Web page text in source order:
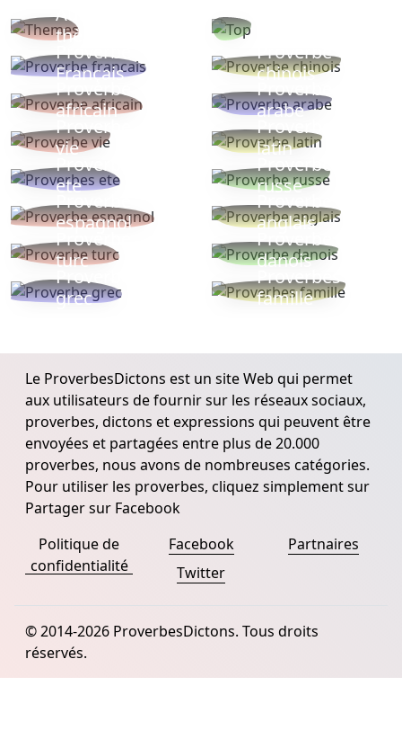
Autres
thèmes
Proverbe
Français
Proverbe
chinois
Proverbe
africain
Proverbe
arabe
Proverbe
vie
Proverbe
latin
Proverbes
ete
Proverbe
russe
Proverbe
espagnol
Proverbe
anglais
Proverbe
turc
Proverbe
danois
Proverbe
grec
Proverbes
famille
Le ProverbesDictons est un site Web qui permet
aux utilisateurs de fournir sur les réseaux sociaux,
proverbes, dictons et expressions qui peuvent être
envoyées et partagées entre plus de 20.000
proverbes, nous avons de nombreuses catégories.
Pour utiliser les proverbes, cliquez simplement sur
Partager sur Facebook
Politique de
confidentialité
Facebook
Twitter
Partnaires
© 2014-2026 ProverbesDictons. Tous droits
réservés.